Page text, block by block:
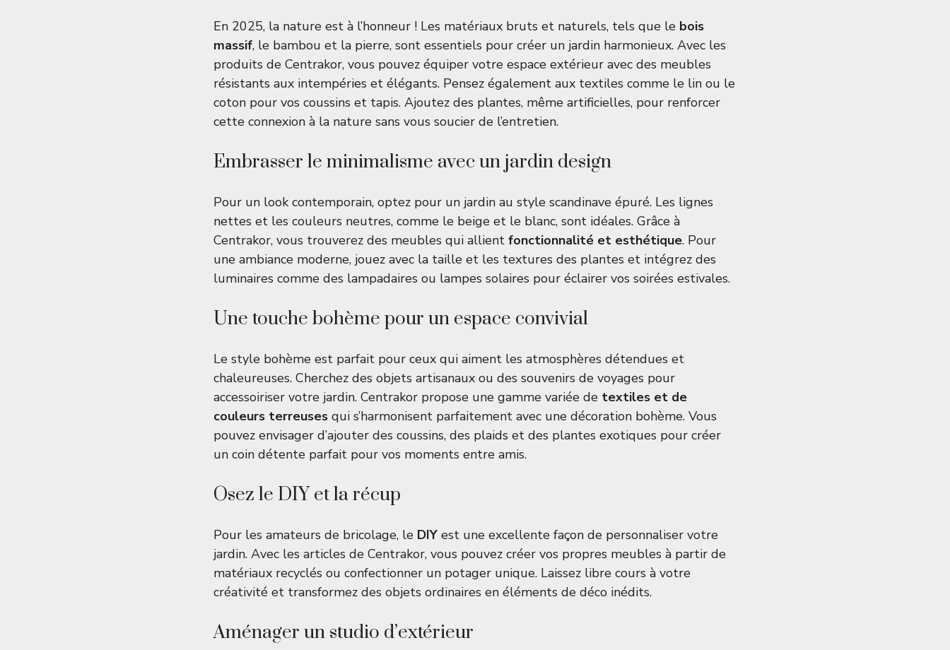
En 2025, la nature est à l’honneur ! Les matériaux bruts et naturels, tels que le bois
massif, le bambou et la pierre, sont essentiels pour créer un jardin harmonieux. Avec les
produits de Centrakor, vous pouvez équiper votre espace extérieur avec des meubles
résistants aux intempéries et élégants. Pensez également aux textiles comme le lin ou le
coton pour vos coussins et tapis. Ajoutez des plantes, même artificielles, pour renforcer
cette connexion à la nature sans vous soucier de l’entretien.
Embrasser le minimalisme avec un jardin design
Pour un look contemporain, optez pour un jardin au style scandinave épuré. Les lignes
nettes et les couleurs neutres, comme le beige et le blanc, sont idéales. Grâce à
Centrakor, vous trouverez des meubles qui allient fonctionnalité et esthétique. Pour
une ambiance moderne, jouez avec la taille et les textures des plantes et intégrez des
luminaires comme des lampadaires ou lampes solaires pour éclairer vos soirées estivales.
Une touche bohème pour un espace convivial
Le style bohème est parfait pour ceux qui aiment les atmosphères détendues et
chaleureuses. Cherchez des objets artisanaux ou des souvenirs de voyages pour
accessoiriser votre jardin. Centrakor propose une gamme variée de textiles et de
couleurs terreuses qui s’harmonisent parfaitement avec une décoration bohème. Vous
pouvez envisager d’ajouter des coussins, des plaids et des plantes exotiques pour créer
un coin détente parfait pour vos moments entre amis.
Osez le DIY et la récup
Pour les amateurs de bricolage, le DIY est une excellente façon de personnaliser votre
jardin. Avec les articles de Centrakor, vous pouvez créer vos propres meubles à partir de
matériaux recyclés ou confectionner un potager unique. Laissez libre cours à votre
créativité et transformez des objets ordinaires en éléments de déco inédits.
Aménager un studio d’extérieur